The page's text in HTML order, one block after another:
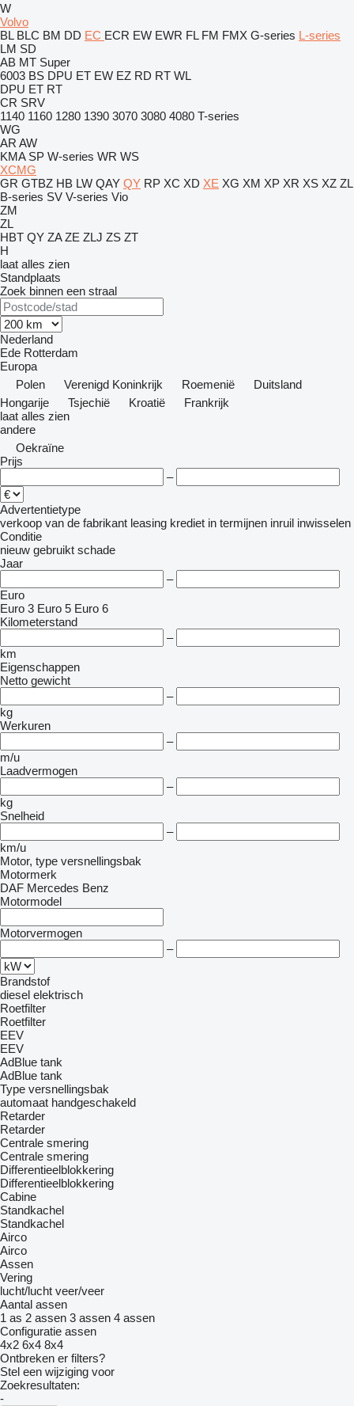
W
Volvo
BL BLC BM DD EC ECR EW EWR FL FM FMX G-series L-series
LM SD
AB MT Super
6003 BS DPU ET EW EZ RD RT WL
DPU ET RT
CR SRV
1140 1160 1280 1390 3070 3080 4080 T-series
WG
AR AW
KMA SP W-series WR WS
XCMG
GR GTBZ HB LW QAY QY RP XC XD XE XG XM XP XR XS XZ ZL
B-series SV V-series Vio
ZM
ZL
HBT QY ZA ZE ZLJ ZS ZT
H
laat alles zien
Standplaats
Zoek binnen een straal
Nederland
Ede Rotterdam
Europa
Polen
Verenigd Koninkrijk Roemenië
Duitsland
Hongarije
Tsjechië Kroatië
Frankrijk
laat alles zien
andere
Oekraïne
Prijs
–
Advertentietype
verkoop van de fabrikant leasing krediet in termijnen inruil inwisselen
Conditie
nieuw gebruikt schade
Jaar
–
Euro
Euro 3 Euro 5 Euro 6
Kilometerstand
–
km
Eigenschappen
Netto gewicht
–
kg
Werkuren
–
m/u
Laadvermogen
–
kg
Snelheid
–
km/u
Motor, type versnellingsbak
Motormerk
DAF Mercedes Benz
Motormodel
Motorvermogen
–
Brandstof
diesel elektrisch
Roetfilter
Roetfilter
EEV
EEV
AdBlue tank
AdBlue tank
Type versnellingsbak
automaat handgeschakeld
Retarder
Retarder
Centrale smering
Centrale smering
Differentieelblokkering
Differentieelblokkering
Cabine
Standkachel
Standkachel
Airco
Airco
Assen
Vering
lucht/lucht veer/veer
Aantal assen
1 as 2 assen 3 assen 4 assen
Configuratie assen
4x2 6x4 8x4
Ontbreken er filters?
Stel een wijziging voor
Zoekresultaten:
-